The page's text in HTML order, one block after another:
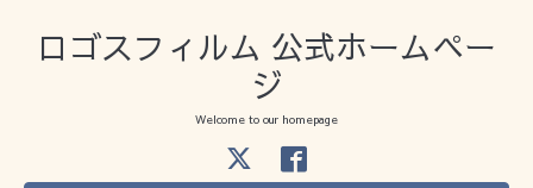
ロゴスフィルム 公式ホームペー
ジ
Welcome to our homepage